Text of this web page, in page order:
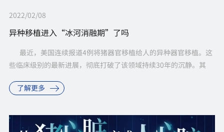
2022/02/08
异种移植进入“冰河消融期”了吗
最近，美国连续报道4例将猪器官移植给人的异种器官移植。这
些临床级别的最新进展，彻底打破了该领域持续30年的沉静。其
了解更多